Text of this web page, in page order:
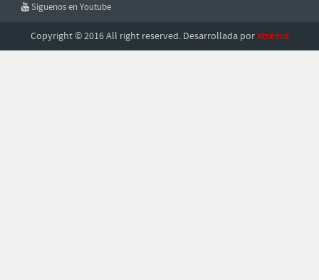
Síguenos en Youtube
Copyright © 2016 All right reserved. Desarrollada porXtremis